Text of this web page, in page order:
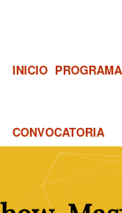
INICIO
CONVOCATORIA